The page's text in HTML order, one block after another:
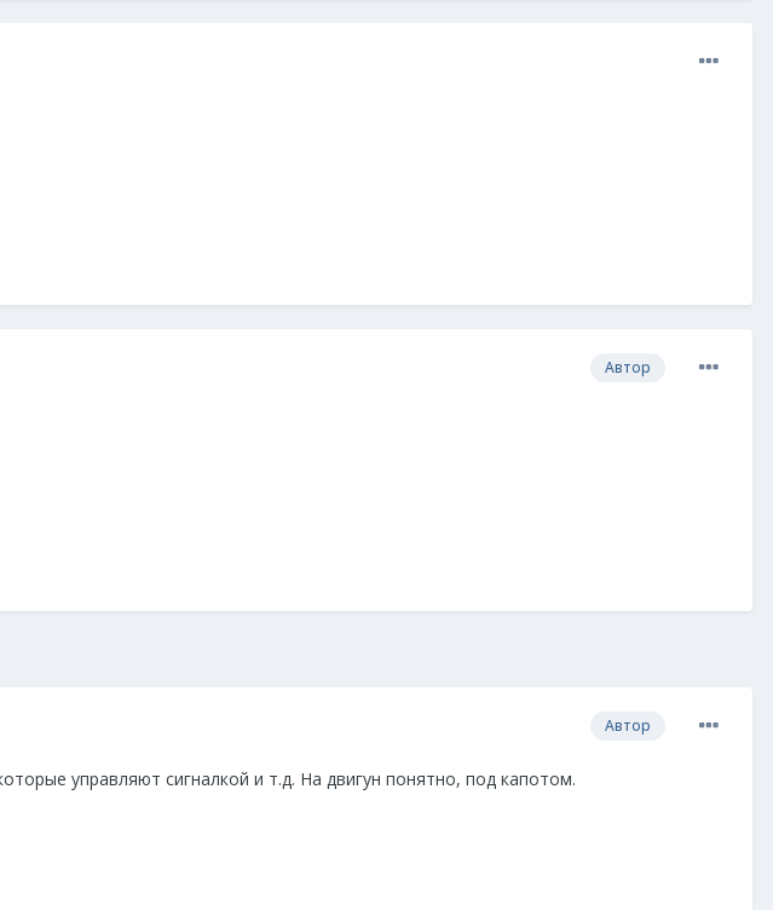
Автор
Автор
управляют сигналкой и т.д. На двигун понятно, под капотом.